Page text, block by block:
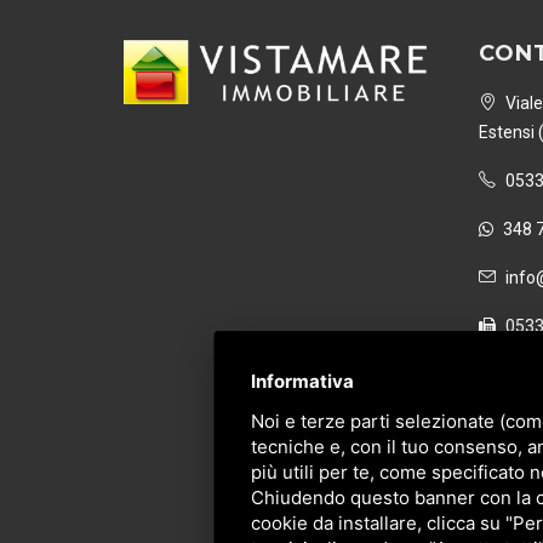
Estensi
348
Informativa
Noi e terze parti selezionate
tecniche e, con il tuo consenso,
più utili per te, come specificato
Chiudendo questo banner con la
cookie da installare, clicca su